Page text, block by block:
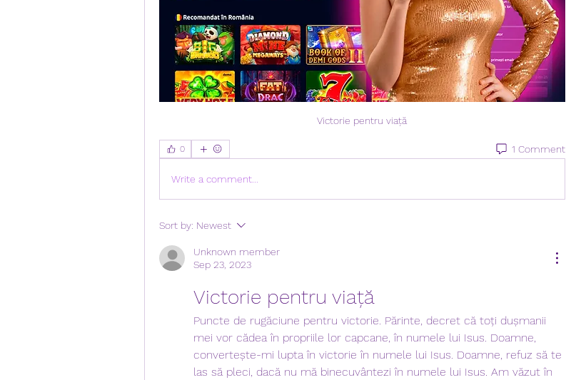
Victorie pentru viață
0 1 Comment
Write a comment...
Sort by: Newest
Unknown member
Sep 23, 2023
Victorie pentru viață
Puncte de rugăciune pentru victorie. Părinte, decret că toți dușmanii
mei vor cădea în propriile lor capcane, în numele lui Isus. Doamne,
convertește-mi lupta în victorie în numele lui Isus. Doamne, refuz să te
las să pleci, dacă nu mă binecuvântezi în numele lui Isus. Am văzut în